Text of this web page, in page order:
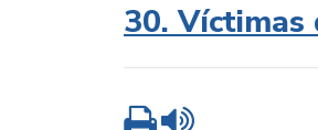
30. Víctimas
Imprimir